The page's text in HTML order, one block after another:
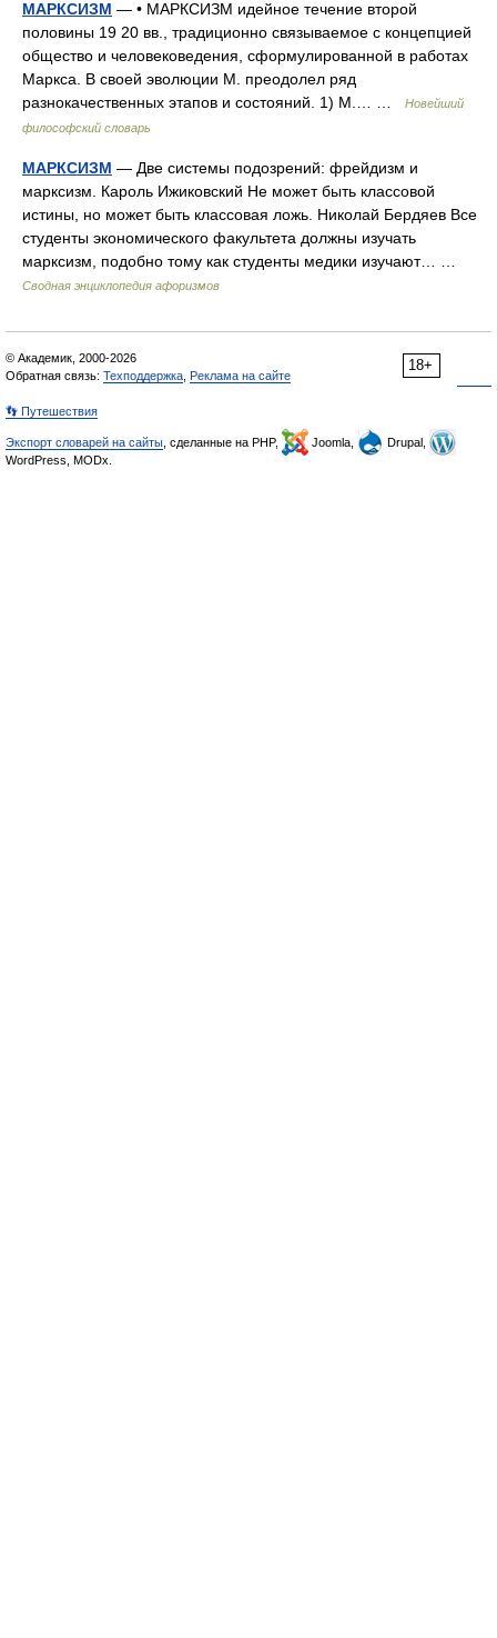
МАРКСИЗМ — • МАРКСИЗМ идейное течение второй
половины 19 20 вв., традиционно связываемое с концепцией
общество и человековедения, сформулированной в работах
Маркса. В своей эволюции М. преодолел ряд
разнокачественных этапов и состояний. 1) М.… …
Новейший
философский словарь
МАРКСИЗМ — Две системы подозрений: фрейдизм и
марксизм. Кароль Ижиковский Не может быть классовой
истины, но может быть классовая ложь. Николай Бердяев Все
студенты экономического факультета должны изучать
марксизм, подобно тому как студенты медики изучают… …
Сводная энциклопедия афоризмов
18+
© Академик, 2000-2026
Обратная связь: Техподдержка Реклама на сайте
👣 Путешествия
Экспорт словарей на сайты , сделанные на PHP, Joomla,
Drupal,
WordPress, MODx.